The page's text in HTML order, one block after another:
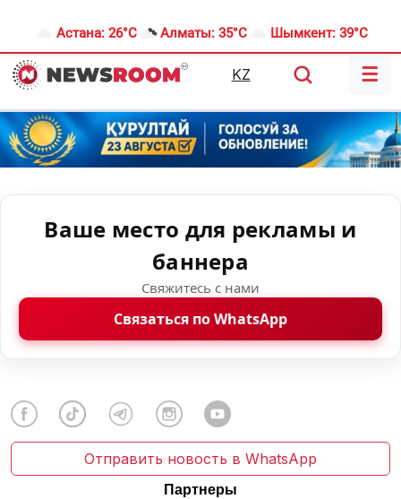
Астана: 26°C Алматы: 35°C Шымкент: 39°C
KZ ☰
Ваше место для рекламы и
баннера
Свяжитесь с нами
Связаться по WhatsApp
Отправить новость в WhatsApp
Партнеры